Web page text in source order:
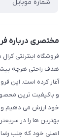
مختصری درباره
فروشگاه اینترنتی
هدف راحتی هرچه
آغار کرده است. این
و باکیفیت ترین
خود ارزش می دهیم و
بهترین ها را در
اصلی خود که جلب